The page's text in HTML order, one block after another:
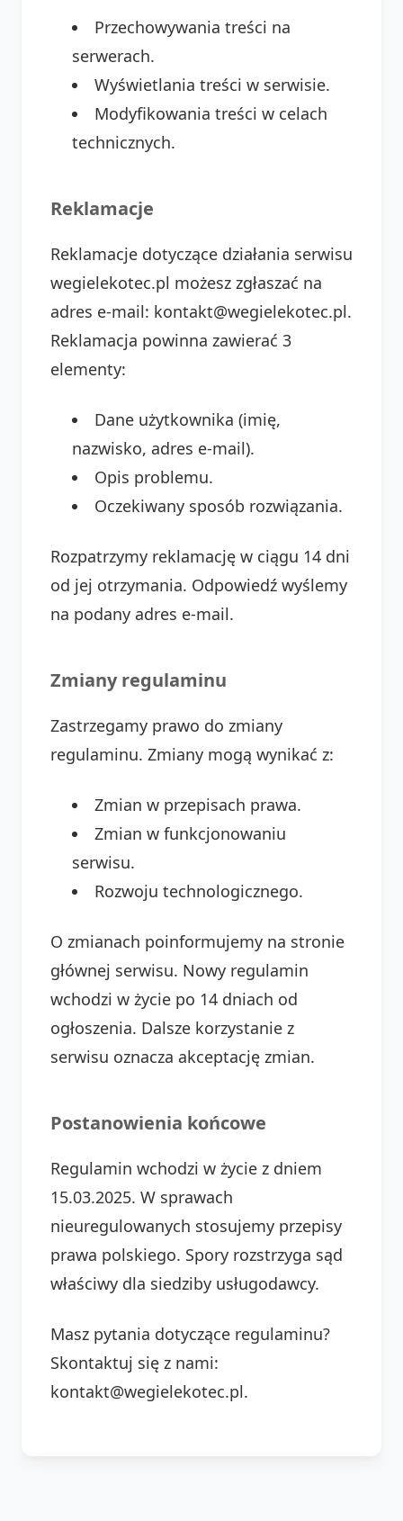
Przechowywania treści na
serwerach.
Wyświetlania treści w serwisie.
Modyfikowania treści w celach
technicznych.
Reklamacje
Reklamacje dotyczące działania serwisu
wegielekotec.pl możesz zgłaszać na
adres e-mail: kontakt@wegielekotec.pl.
Reklamacja powinna zawierać 3
elementy:
Dane użytkownika (imię,
nazwisko, adres e-mail).
Opis problemu.
Oczekiwany sposób rozwiązania.
Rozpatrzymy reklamację w ciągu 14 dni
od jej otrzymania. Odpowiedź wyślemy
na podany adres e-mail.
Zmiany regulaminu
Zastrzegamy prawo do zmiany
regulaminu. Zmiany mogą wynikać z:
Zmian w przepisach prawa.
Zmian w funkcjonowaniu
serwisu.
Rozwoju technologicznego.
O zmianach poinformujemy na stronie
głównej serwisu. Nowy regulamin
wchodzi w życie po 14 dniach od
ogłoszenia. Dalsze korzystanie z
serwisu oznacza akceptację zmian.
Postanowienia końcowe
Regulamin wchodzi w życie z dniem
15.03.2025. W sprawach
nieuregulowanych stosujemy przepisy
prawa polskiego. Spory rozstrzyga sąd
właściwy dla siedziby usługodawcy.
Masz pytania dotyczące regulaminu?
Skontaktuj się z nami:
kontakt@wegielekotec.pl.